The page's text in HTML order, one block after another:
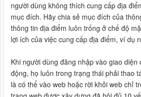
người dùng không thích cung cấp địa
mục đích. Hãy chia sẻ mục đích của
thông tin địa điểm luôn trống ở chế độ
lợi ích của việc cung cấp địa điểm, ví dụ
Khi người dùng đăng nhập vào giao diện
động, họ luôn trong trạng thái phải thao
là có thể vào web hoặc rời khỏi web chỉ